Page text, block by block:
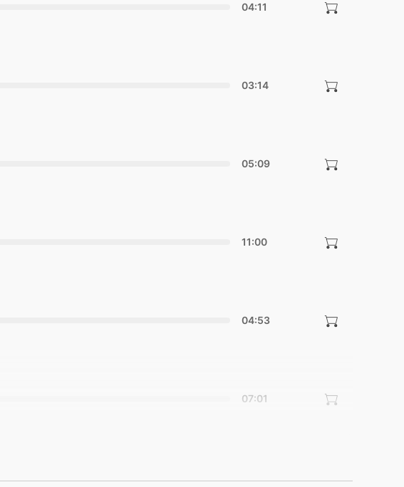
04:11
03:14
05:09
11:00
04:53
07:01